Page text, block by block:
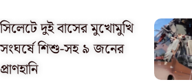
সিলেটে দুই বাসের মুখোমুখি
সংঘর্ষে শিশু-সহ ৯ জনের
প্রাণহানি